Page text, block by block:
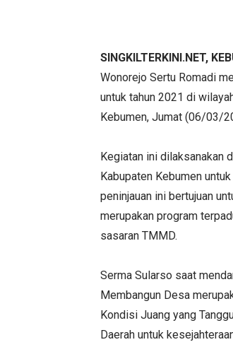
SINGKILTERKINI.NET,
Wonorejo Sertu Romadi
untuk tahun 2021 di
Kebumen, Jumat (06/03/
Kegiatan ini dilaksanakan
Kabupaten Kebumen
peninjauan ini bertujuan
merupakan program
sasaran TMMD.
Serma Sularso saat
Membangun Desa
Kondisi Juang yang
Daerah untuk